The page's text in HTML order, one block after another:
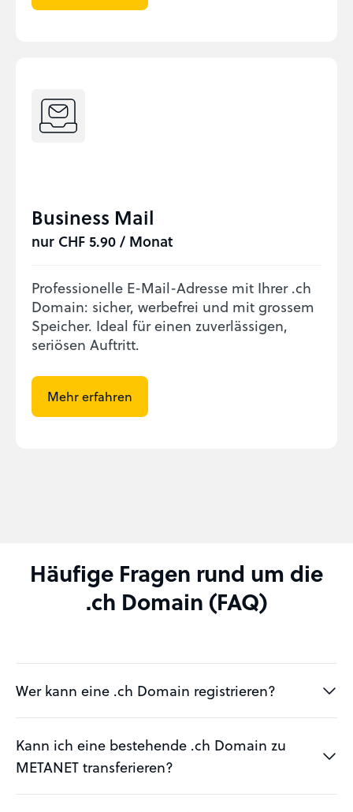
Business Mail
nur CHF 5.90 / Monat
Professionelle E-Mail-Adresse mit Ihrer .ch
Domain: sicher, werbefrei und mit grossem
Speicher. Ideal für einen zuverlässigen,
seriösen Auftritt.
Mehr erfahren
Häufige Fragen rund um die
.ch Domain (FAQ)
Wer kann eine .ch Domain registrieren?
Thomas von METANET
Kann ich eine bestehende .ch Domain zu
METANET transferieren?